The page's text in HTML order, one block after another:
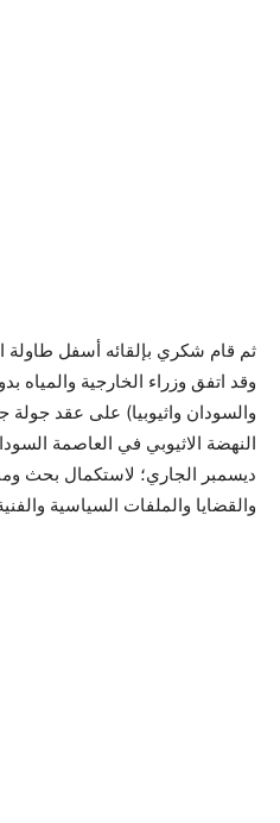
ثم قام شكري بإلقائه أسفل طاولة
وقد اتفق وزراء الخارجية
والسودان واثيوبيا) على عقد
ديسمبر الجاري؛ لاستكمال بحث
والقضايا والملفات السياسية